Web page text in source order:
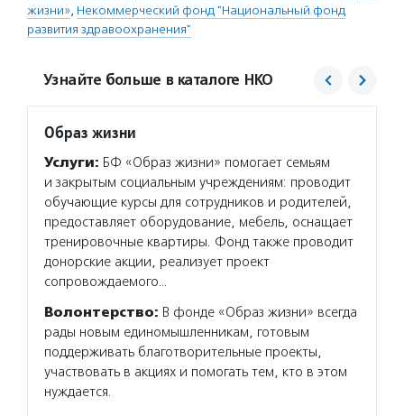
жизни», Некоммерческий фонд "Национальный фонд
развития здравоохранения"
Узнайте больше в каталоге НКО
Образ жизни
Услуги: БФ «Образ жизни» помогает семьям
и закрытым социальным учреждениям: проводит
обучающие курсы для сотрудников и родителей,
предоставляет оборудование, мебель, оснащает
тренировочные квартиры. Фонд также проводит
донорские акции, реализует проект
сопровождаемого…
Волонтерство: В фонде «Образ жизни» всегда
рады новым единомышленникам, готовым
поддерживать благотворительные проекты,
участвовать в акциях и помогать тем, кто в этом
нуждается.